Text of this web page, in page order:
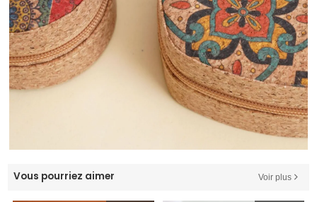
Vous pourriez aimer Voir plus